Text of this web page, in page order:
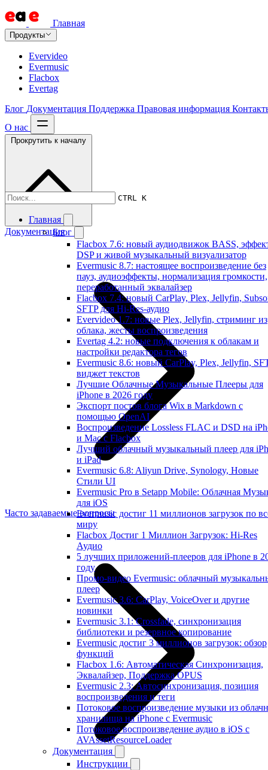
Главная
Продукты
Evervideo
Evermusic
Flacbox
Evertag
Блог Документация Поддержка Правовая информация
О нас
CTRL K
Главная
Блог
Flacbox 7.6: новый аудиодвижок BASS,
DSP и живой музыкальный визуализатор
Evermusic 8.7: настоящее воспроизведение без
пауз, аудиоэффекты, нормализация громкости,
переработанный эквалайзер
Flacbox 7.4: новый CarPlay, Plex, Jellyfin,
SFTP для Hi-Res-аудио
Evervideo 1.7: новые Plex, Jellyfin, стриминг из
облака, жесты воспроизведения
Evertag 4.2: новые подключения к облакам и
настройки редактора тегов
Evermusic 8.6: новый CarPlay, Plex, Jellyfin,
виджет текстов
Лучшие Облачные Музыкальные Плееры для
iPhone в 2026 году
Экспорт постов блога Wix в Markdown с
помощью OpenAI
Воспроизведение Lossless FLAC и DSD на
и Mac с Flacbox
Лучший облачный музыкальный плеер для
и iPad
Evermusic 6.8: Aliyun Drive, Synology, Новые
Стили UI
Evermusic Pro в Setapp Mobile: Облачная
для iOS
Evermusic достиг 11 миллионов загрузок по
миру
Flacbox Достиг 1 Миллион Загрузок: Hi-Res
Аудио
5 лучших приложений-плееров для iPhone в
году
Промо-видео Evermusic: облачный
плеер
Evermusic 3.6: CarPlay, VoiceOver и другие
новинки
Evermusic 3.1: Crossfade, синхронизация
библиотеки и резервное копирование
Evermusic достиг 3 миллионов загрузок: обзор
функций
Flacbox 1.6: Автоматическая Синхронизация,
Эквалайзер, Поддержка OPUS
Evermusic 2.3: Автосинхронизация, позиция
воспроизведения и теги
Потоковое воспроизведение музыки из
хранилища на iPhone с Evermusic
Потоковое воспроизведение аудио в iOS с
AVAssetResourceLoader
Документация
Инструкции
Прокрутить к началу
Документация
Часто задаваемые вопросы